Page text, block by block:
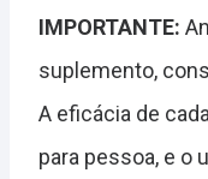
IMPORTANTE:
suplemento,
A eficácia de
para pessoa, e o